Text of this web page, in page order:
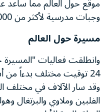
وجبات مدرسية لأكثر من 20000 طفل لمدة عام واحد.
مسيرة حول العالم
24 توقيت مختلف بدءاً من
وقد سار الآلاف في مختلف
الفلبين وملاوي والبرتغال